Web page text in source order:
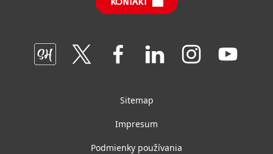
Často kladené otázky
KONTAKT
Join
us
on
Join
on
Join
Join
on
Join
on
Join
us
Sitemap
Impresum
Podmienky používania